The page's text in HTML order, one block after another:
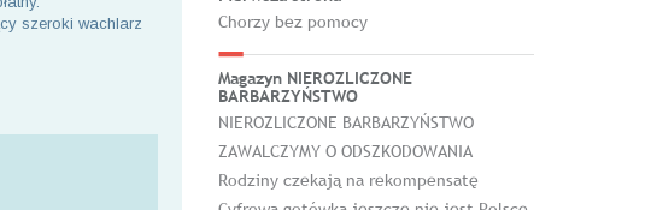
szeroki wachlarz
Chorzy bez pomocy
Magazyn NIEROZLICZONE
BARBARZYŃSTWO
NIEROZLICZONE BARBARZYŃSTWO
ZAWALCZYMY O ODSZKODOWANIA
Rodziny czekają na rekompensatę